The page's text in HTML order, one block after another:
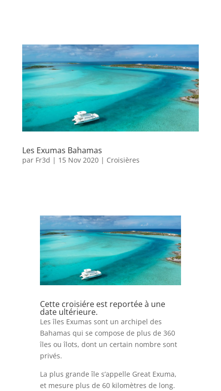
Les Exumas Bahamas
par Fr3d | 15 Nov 2020| Croisières
Cette croisiére est reportée à une
date ultérieure.
Les îles Exumas sont un archipel des
Bahamas qui se compose de plus de 360
îles ou îlots, dont un certain nombre sont
privés.
La plus grande île s’appelle Great Exuma,
et mesure plus de 60 kilomètres de long.